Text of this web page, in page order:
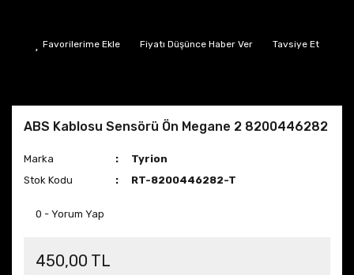
Fiyatı Düşünce Haber Ver Tavsiye Et
ABS Kablosu Sensörü Ön Megane 2 8200446282
Marka
Tyrion
Stok Kodu
RT-8200446282-T
0 - Yorum Yap
450,00 TL